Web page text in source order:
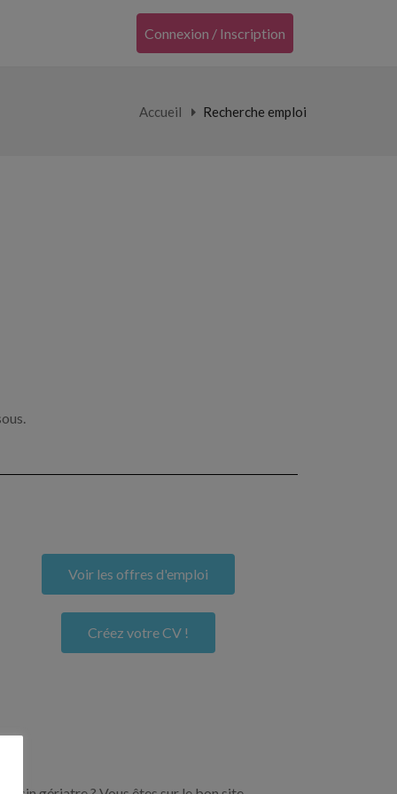
Connexion / Inscription
Accueil Recherche emploi
Voir les offres d'emploi
Créez votre CV !